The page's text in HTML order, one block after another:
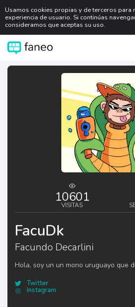
Usamos cookies propias y de terceros para
experiencia de usuario. Si continúas
consideramos que aceptas su uso.
10601
VISITAS
FacuDk
Facundo Decarlini
Hola, soy un un mono uruguayo que
Twitter
Instagram